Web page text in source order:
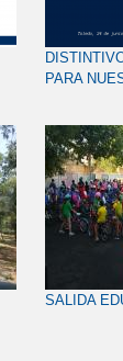
PARA
SALIDA